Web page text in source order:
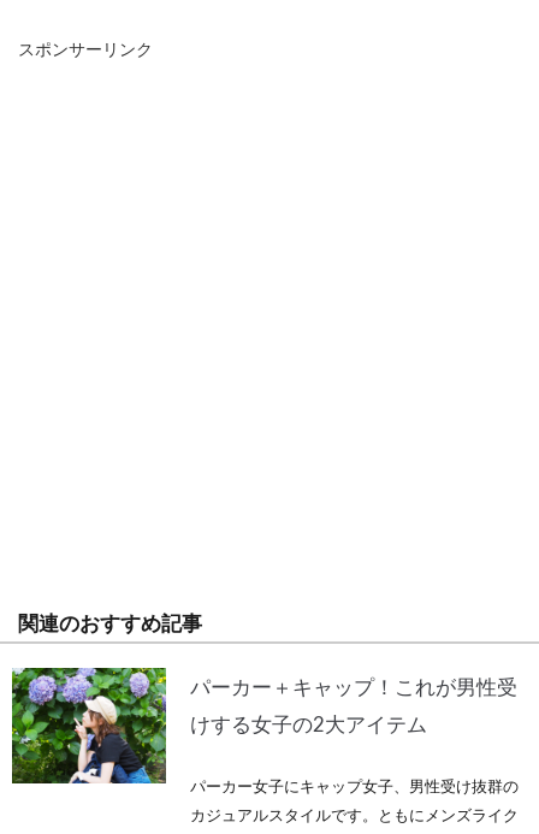
スポンサーリンク
関連のおすすめ記事
パーカー＋キャップ！これが男性受
けする女子の2大アイテム
パーカー女子にキャップ女子、男性受け抜群の
カジュアルスタイルです。ともにメンズライク